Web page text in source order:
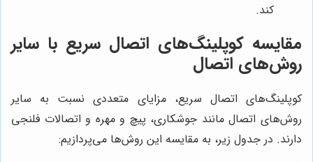
کند.
مقایسه کوپلینگ‌های اتصال سریع با سایر
روش‌های اتصال
کوپلینگ‌های اتصال سریع، مزایای متعددی نسبت به سایر
روش‌های اتصال مانند جوشکاری، پیچ و مهره و اتصالات فلنجی
دارند. در جدول زیر، به مقایسه این روش‌ها می‌پردازیم: